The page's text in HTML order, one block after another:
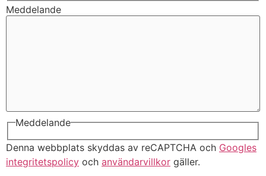
Meddelande
Meddelande
Denna webbplats skyddas av reCAPTCHA och Googles
integritetspolicy och användarvillkor gäller.